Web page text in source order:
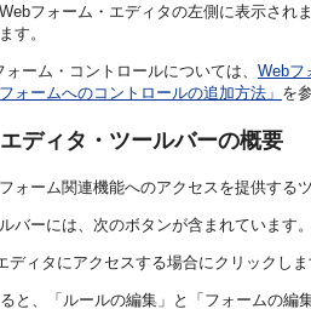
フォーム・エディタの左側に表示さ
す。
ーム・コントロールについては、 Webフ
フォームへのコントロールの追加方法」 を
ディタ・ツールバーの概要
ォーム関連機能へのアクセスを提供する
バーには、次のボタンが含まれています
ディタにアクセスする場合にクリックし
と、「ルールの編集」と「フォームの編